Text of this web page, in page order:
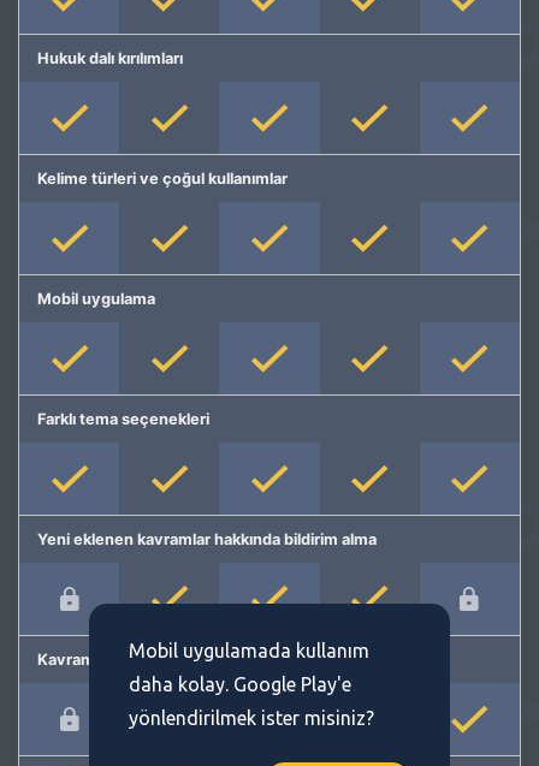
Hukuk dalı kırılımları
Kelime türleri ve çoğul kullanımlar
Mobil uygulama
Farklı tema seçenekleri
Yeni eklenen kavramlar hakkında bildirim alma
Kavram önermeMobil uygulamada kullanım
daha kolay. Google Play'e
yönlendirilmek ister misiniz?